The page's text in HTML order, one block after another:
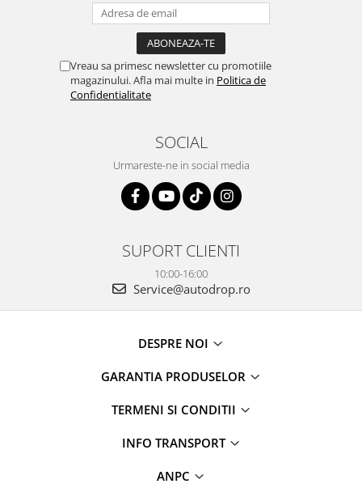
Vreau sa primesc newsletter cu promotiile
magazinului. Afla mai multe in Politica de
Confidentialitate
SOCIAL
Urmareste-ne in social media
SUPORT CLIENTI
10:00-16:00
Service@autodrop.ro
DESPRE NOI
GARANTIA PRODUSELOR
TERMENI SI CONDITII
INFO TRANSPORT
ANPC